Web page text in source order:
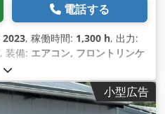
電話する
2023, 稼働時間: 1,300 h, 出力:
, 装備: エアコン, フロントリンケ
小型広告